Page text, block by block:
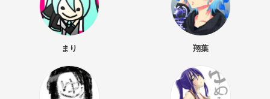
まり 翔葉